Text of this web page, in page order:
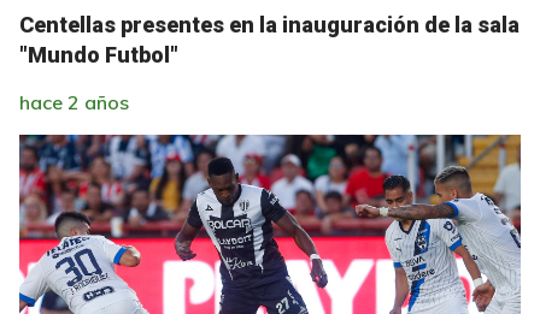
Centellas presentes en la inauguración de la sala
"Mundo Futbol"
hace 2 años